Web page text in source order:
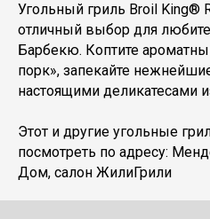
Угольный гриль Broil King®
отличный выбор для
Барбекю. Коптите
порк», запекайте
настоящими деликатесами
Этот и другие угольные
посмотреть по адресу:
Дом, салон ЖилиГрили